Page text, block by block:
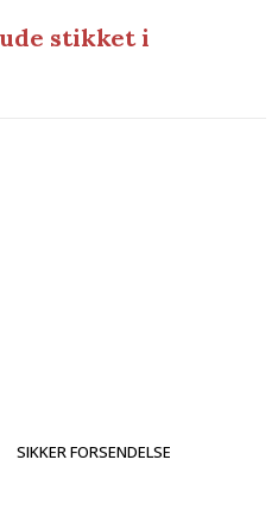
stikket i
SIKKER FORSENDELSE